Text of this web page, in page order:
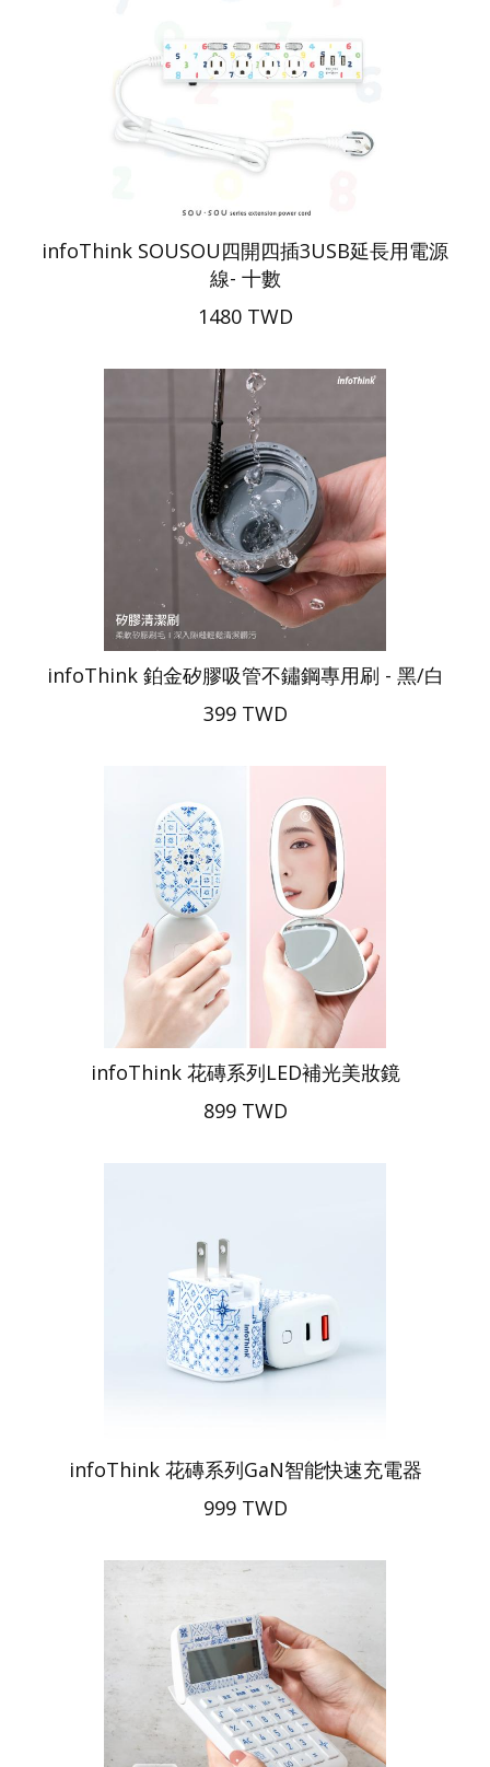
infoThink SOUSOU四開四插3USB延長用電源
線- 十數
1480 TWD
infoThink 鉑金矽膠吸管不鏽鋼專用刷 - 黑/白
399 TWD
infoThink 花磚系列LED補光美妝鏡
899 TWD
infoThink 花磚系列GaN智能快速充電器
999 TWD